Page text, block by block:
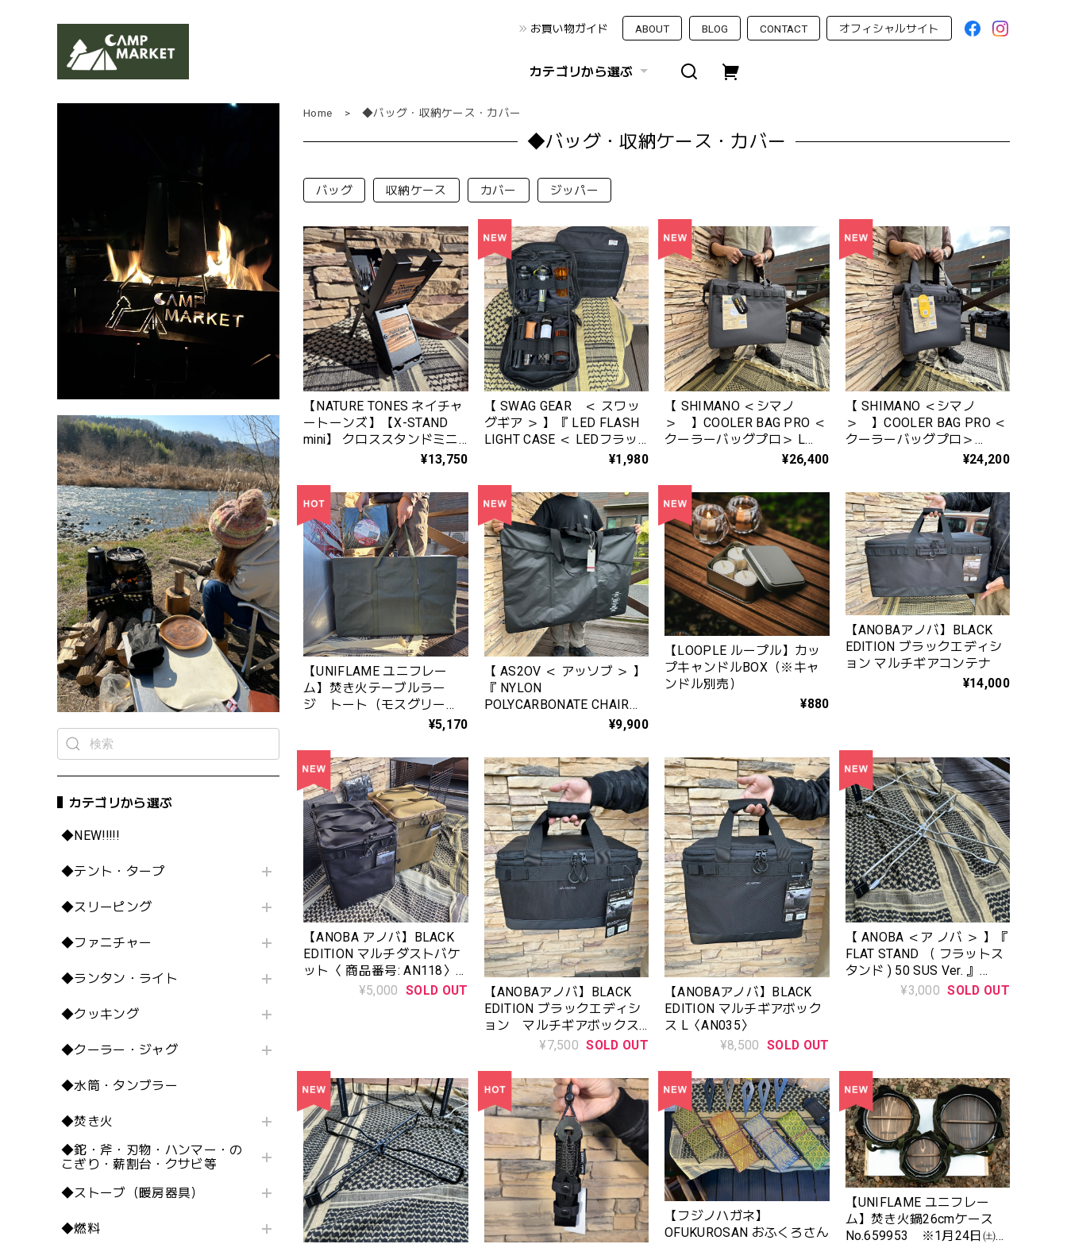
お買い物ガイド ABOUT BLOG CONTACT オフィシャルサイト
カテゴリから選ぶ
カテゴリから選ぶ
◆NEW!!!!!
◆テント・タープ
◆スリーピング
◆ファニチャー
◆ランタン・ライト
◆クッキング
◆クーラー・ジャグ
◆水筒・タンブラー
◆焚き火
◆鉈・斧・刃物・ハンマー・の
こぎり・薪割台・クサビ等
◆ストーブ（暖房器具）
◆燃料
Home ◆バッグ・収納ケース・カバー
◆バッグ・収納ケース・カバー
バッグ 収納ケース カバー ジッパー
【NATURE TONES ネイチャ
ートーンズ】【X-STAND
mini】 クロススタンドミニ
（※カラー：ブラック¥13,750
【 SWAG GEAR ＜ スワッ
グギア ＞ 】『 LED FLASH
LIGHT CASE ＜ LEDフラッ
¥1,980
【 SHIMANO ＜シマノ
＞ 】COOLER BAG PRO ＜
クーラーバッグプロ＞ L
（カラー：チャコール）BA-
¥26,400
【 SHIMANO ＜シマノ
＞ 】COOLER BAG PRO ＜
クーラーバッグプロ＞
S（カラー：チャコール）
¥24,200
【UNIFLAME ユニフレー
ム】焚き火テーブルラー
ジ トート（モスグリー
ン）（2026年限定品）
㈯
¥5,170
【 AS2OV ＜ アッソブ ＞ 】
『 NYLON
POLYCARBONATE CHAIR
CASE（ ナイロンポリカー
BLACK ( ブラック ) - 』
392303-10
¥9,900
【LOOPLE ループル】カッ
プキャンドルBOX（※キャ
ンドル別売）
¥880
【ANOBAアノバ】BLACK
EDITION ブラックエディシ
ョン マルチギアコンテナ
¥14,000
【ANOBA アノバ】BLACK
EDITION マルチダストバケ
ット〈 商品番号: AN118〉
※ブラック¥5,000 SOLD OUT
【ANOBAアノバ】BLACK
EDITION ブラックエディシ
ョン マルチギアボックス
¥7,500 SOLD OUT
【ANOBAアノバ】BLACK
EDITION マルチギアボック
ス L〈AN035〉
¥8,500 SOLD OUT
【 ANOBA ＜ア ノバ ＞ 】『
FLAT STAND （ フラットス
タンド ) 50 SUS Ver. 』
¥3,000 SOLD OUT
【フジノハガネ】
OFUKUROSAN おふくろさん
【UNIFLAME ユニフレー
ム】焚き火鍋26cmケース
No.659953 ※1月24日㈯発